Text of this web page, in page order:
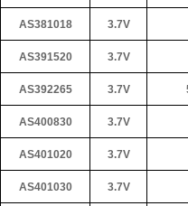
AS381018 3.7V
AS391520 3.7V
AS392265 3.7V
AS400830 3.7V
AS401020 3.7V
AS401030 3.7V